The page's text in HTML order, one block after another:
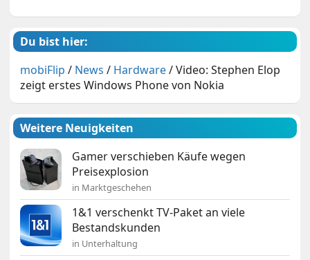
Du bist hier:
mobiFlip / News / Hardware/Video: Stephen Elop
zeigt erstes Windows Phone von Nokia
Weitere Neuigkeiten
Gamer verschieben Käufe wegen
Preisexplosion
in Marktgeschehen
1&1 verschenkt TV-Paket an viele
Bestandskunden
in Unterhaltung